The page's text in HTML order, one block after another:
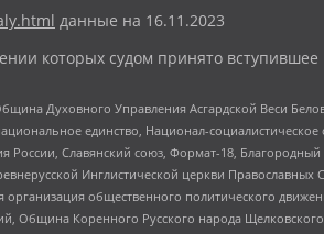
данные на 16.11.2023
которых судом принято
Духовного Управления Асгардской Веси
единство, Национал-
России, Славянский союз, Формат-18,
Инглистической церкви
общественного политического
Община Коренного Русского народа